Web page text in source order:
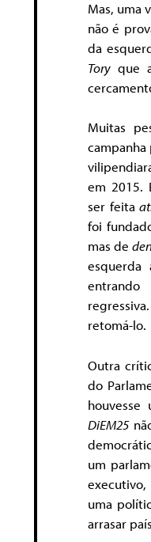
Mas, uma
não é
da
Tory que
Muitas
campanha
em 2015.
ser feita
foi
mas de
entrando
retomá-lo.
Outra
do
DiEM25
um
executivo,
uma
arrasar